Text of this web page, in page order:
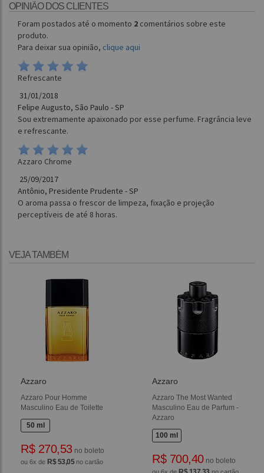
OPINIÃO DOS CLIENTES
Foram postados até o momento 2 comentários sobre este
produto.
Para deixar sua opinião, clique aqui
Refrescante
31/01/2018
Felipe Augusto, São Paulo - SP
Sou extremamente apaixonado por esse perfume. Fragrância leve
e refrescante.
Azzaro Chrome
25/09/2017
Antônio, Presidente Prudente - SP
O aroma passa o frescor de limpeza, fixação e projeção
perceptíveis de até 8 horas.
VEJA TAMBÉM
Azzaro
Azzaro Pour Homme
Masculino Eau de Toilette
50 ml
R$ 270,53no boleto
ou 6x de R$ 53,05no cartão
Azzaro
Azzaro The Most Wanted
Masculino Eau de Parfum -
Azzaro
100 ml
R$ 700,40no boleto